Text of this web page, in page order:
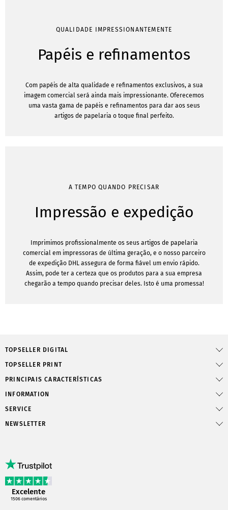
QUALIDADE IMPRESSIONANTEMENTE
Papéis e refinamentos
Com papéis de alta qualidade e refinamentos exclusivos, a sua
imagem comercial será ainda mais impressionante. Oferecemos
uma vasta gama de papéis e refinamentos para dar aos seus
artigos de papelaria o toque final perfeito.
A TEMPO QUANDO PRECISAR
Impressão e expedição
Imprimimos profissionalmente os seus artigos de papelaria
comercial em impressoras de última geração, e o nosso parceiro
de expedição DHL assegura de forma fiável um envio rápido.
Assim, pode ter a certeza que os produtos para a sua empresa
chegarão a tempo quando precisar deles. Isto é uma promessa!
TOPSELLER DIGITAL
TOPSELLER PRINT
PRINCIPAIS CARACTERÍSTICAS
INFORMATION
SERVICE
Excelente
1506comentários
NEWSLETTER